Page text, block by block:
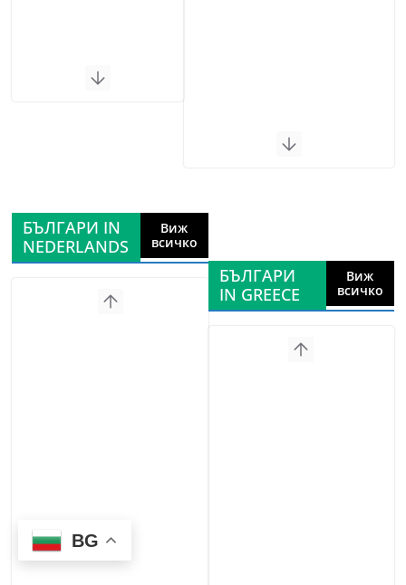
БЪЛГАРИ IN
NEDERLANDS
Виж
всичко
БЪЛГАРИ
IN GREECE
Виж
всичко
BG